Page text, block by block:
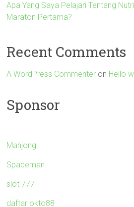
Apa Yang Saya Pelajari Tentang
Maraton Pertama?
Recent Comments
A WordPress Commenter on Hello
Sponsor
Mahjong
Spaceman
slot 777
daftar okto88